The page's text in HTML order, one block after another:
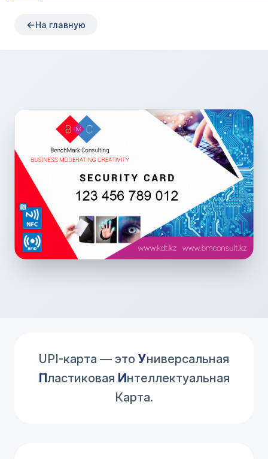
На главную
UPI-карта — это Универсальная
Пластиковая Интеллектуальная
Карта.